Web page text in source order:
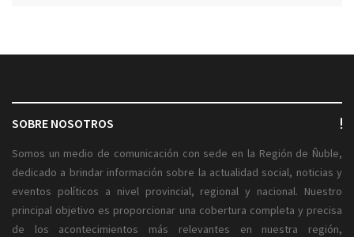
SOBRE NOSOTROS
Somos un medio de comunicación con sede en la Región de Ñuble,
dedicado a brindar información sobre la actualidad social, noticias y
eventos políticos a nivel provincial, regional y nacional. Nuestro
principal objetivo es proporcionar una cobertura completa y precisa
de los acontecimientos más relevantes en nuestra región,